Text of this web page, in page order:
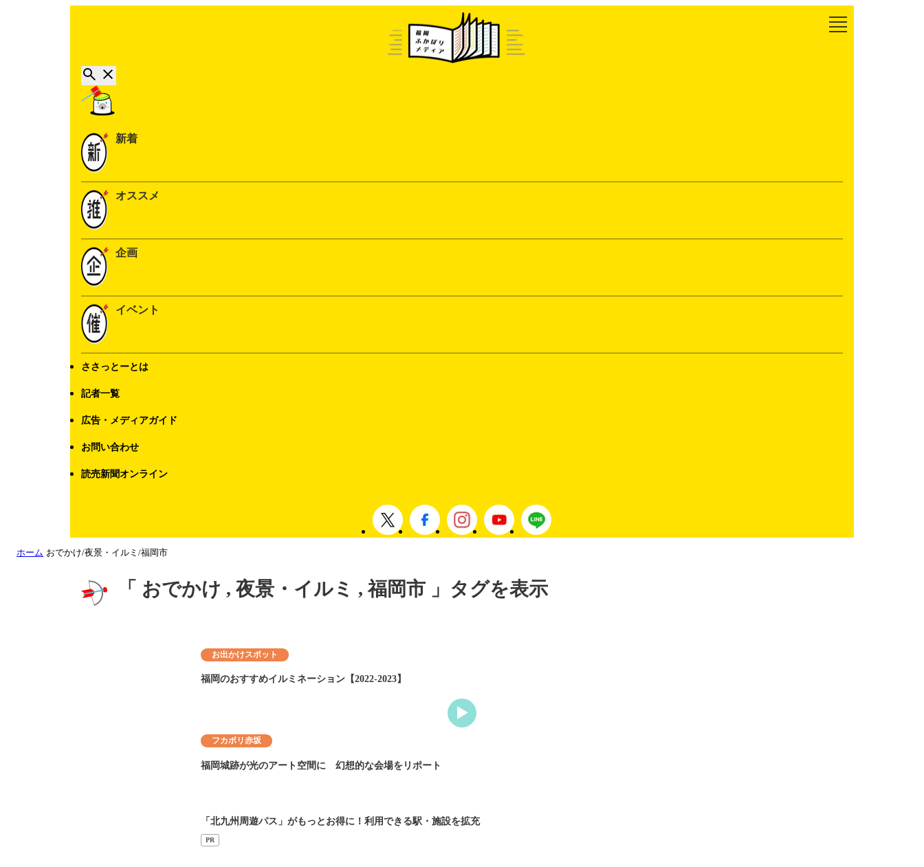
新着
オススメ
企画
イベント
ささっとーとは
記者一覧
広告・メディアガイド
お問い合わせ
読売新聞オンライン
ホーム おでかけ/夜景・イルミ/福岡市
「 おでかけ , 夜景・イルミ , 福岡市 」タグを表示
お出かけスポット
福岡のおすすめイルミネーション【2022-2023】
フカボリ赤坂
福岡城跡が光のアート空間に 幻想的な会場をリポート
「北九州周遊パス」がもっとお得に！利用できる駅・施設を拡充
PR